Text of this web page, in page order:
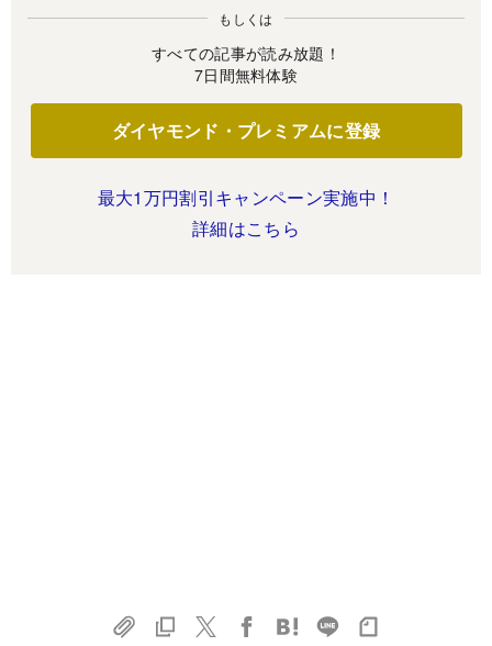
もしくは
すべての記事が読み放題！
7日間無料体験
ダイヤモンド・プレミアムに登録
最大1万円割引キャンペーン実施中！
詳細はこちら